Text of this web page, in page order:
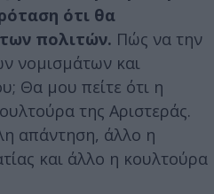
ότι θα
πολιτών. Πώς να την
νομισμάτων και
Θα μου πείτε ότι η
της Αριστεράς.
απάντηση, άλλο η
και άλλο η κουλτούρα